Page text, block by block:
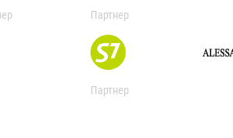
Партнер
Партнер